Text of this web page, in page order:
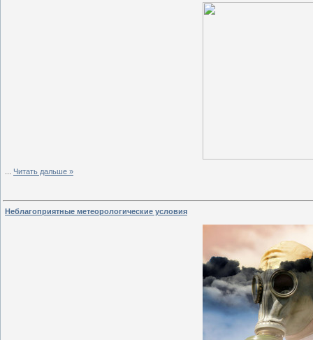
Читать дальше »
Неблагоприятные метеорологические условия